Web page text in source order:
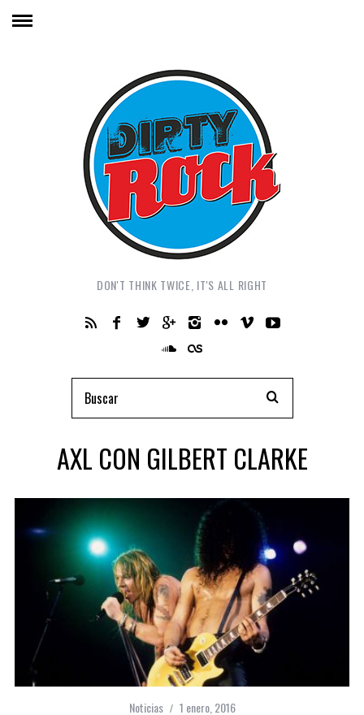
DON'T THINK TWICE, IT'S ALL RIGHT
AXL CON GILBERT CLARKE
Noticias 1 enero, 2016